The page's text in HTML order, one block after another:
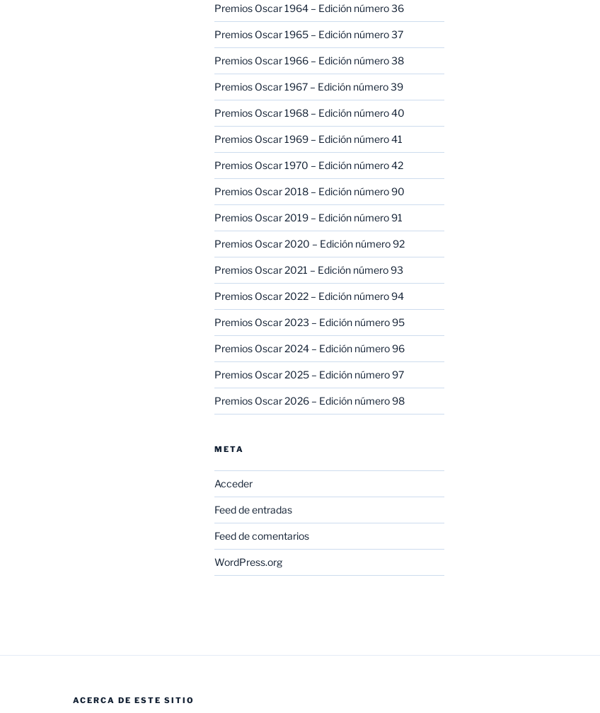
Premios Oscar 1964 – Edición número 36
Premios Oscar 1965 – Edición número 37
Premios Oscar 1966 – Edición número 38
Premios Oscar 1967 – Edición número 39
Premios Oscar 1968 – Edición número 40
Premios Oscar 1969 – Edición número 41
Premios Oscar 1970 – Edición número 42
Premios Oscar 2018 – Edición número 90
Premios Oscar 2019 – Edición número 91
Premios Oscar 2020 – Edición número 92
Premios Oscar 2021 – Edición número 93
Premios Oscar 2022 – Edición número 94
Premios Oscar 2023 – Edición número 95
Premios Oscar 2024 – Edición número 96
Premios Oscar 2025 – Edición número 97
Premios Oscar 2026 – Edición número 98
META
Acceder
Feed de entradas
Feed de comentarios
WordPress.org
ACERCA DE ESTE SITIO